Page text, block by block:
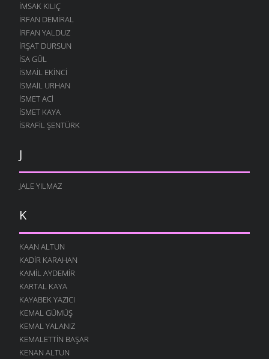
İMSAK KILIÇ
İRFAN DEMIRAL
İRFAN YALDUZ
İRŞAT DURSUN
ISA GÜL
ISMAIL EKINCI
İSMAIL URHAN
İSMET ACI
ISMET KAYA
İSRAFIL ŞENTÜRK
J
JALE YILMAZ
K
KAAN ALTUN
KADIR KARAHAN
KAMIL AYDEMIR
KARTAL KAYA
KAYABEK YAZICI
KEMAL GÜMÜŞ
KEMAL YALANIZ
KEMALETTIN BAŞAR
KENAN ALTUN